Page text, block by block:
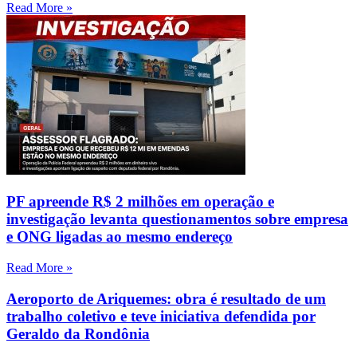
Read More »
PF apreende R$ 2 milhões em operação e
investigação levanta questionamentos sobre empresa
e ONG ligadas ao mesmo endereço
Read More »
Aeroporto de Ariquemes: obra é resultado de um
trabalho coletivo e teve iniciativa defendida por
Geraldo da Rondônia